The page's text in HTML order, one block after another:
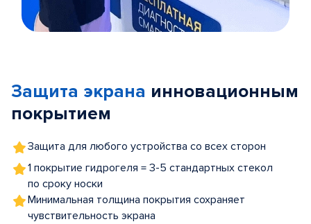
5
Защита экрана инновационным
покрытием
Защита для любого устройства со всех сторон
1 покрытие гидрогеля = 3-5 стандартных стекол
по сроку носки
Минимальная толщина покрытия сохраняет
чувствительность экрана